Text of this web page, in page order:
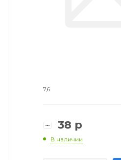
7,6
38 р
В наличии